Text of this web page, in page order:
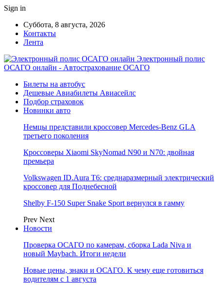
Sign in
Суббота, 8 августа, 2026
Контакты
Лента
Электронный полис
ОСАГО онлайн - Автострахование ОСАГО
Билеты на автобус
Дешевые Авиабилеты Авиасейлс
Подбор страховок
Новинки авто
Немцы представили кроссовер Mercedes-Benz GLA
третьего поколения
Кроссоверы Xiaomi SkyNomad N90 и N70: двойная
премьера
Volkswagen ID.Aura T6: среднаразмерный электрический
кроссовер для Поднебесной
Shelby F-150 Super Snake Sport вернулся в гамму
Prev Next
Новости
Проверка ОСАГО по камерам, сборка Lada Niva и
новый Maybach. Итоги недели
Новые цены, знаки и ОСАГО. К чему еще готовиться
водителям с 1 августа